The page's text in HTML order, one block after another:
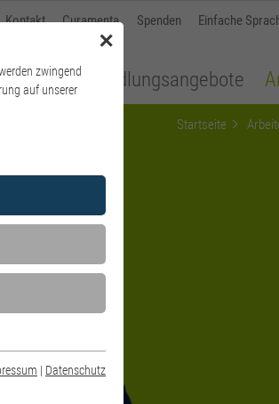
Behandlungsangebote
Kontakt Curamenta Spenden Einfache
Startseite
✕
zwingend
auf unserer
benötigt.
| Datenschutz